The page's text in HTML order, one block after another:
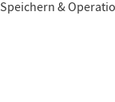
Speichern &